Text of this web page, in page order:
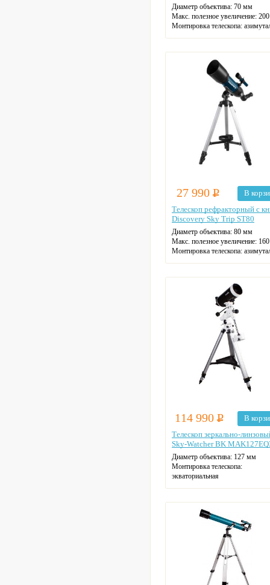
Диаметр объектива: 70 мм
Макс. полезное увеличение: 200
Монтировка телескопа:
27 990 Р
В
Телескоп рефракторный с
Discovery Sky Trip ST80
Диаметр объектива: 80 мм
Макс. полезное увеличение: 160
Монтировка телескопа:
114 990 Р
В
Телескоп зеркально-
Sky-Watcher BK
Диаметр объектива: 127 мм
Монтировка телескопа:
экваториальная